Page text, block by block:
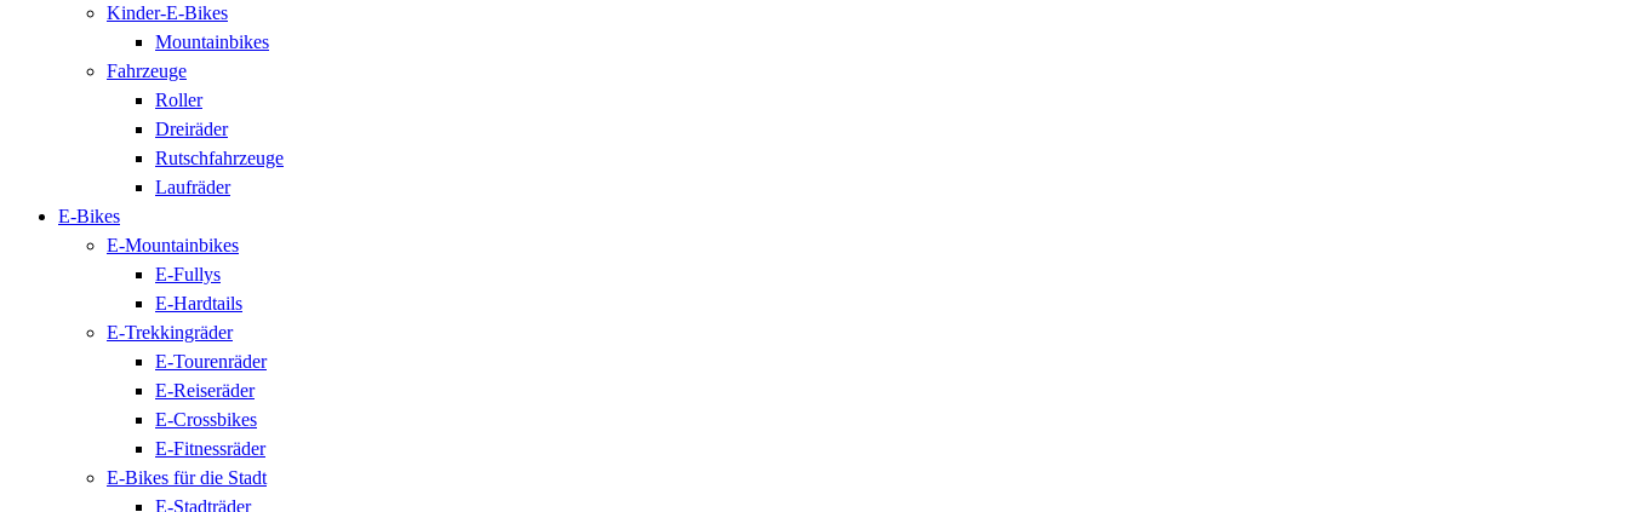
Kinder-E-Bikes
Mountainbikes
Fahrzeuge
Roller
Dreiräder
Rutschfahrzeuge
Laufräder
E-Bikes
E-Mountainbikes
E-Fullys
E-Hardtails
E-Trekkingräder
E-Tourenräder
E-Reiseräder
E-Crossbikes
E-Fitnessräder
E-Bikes für die Stadt
E-Stadträder